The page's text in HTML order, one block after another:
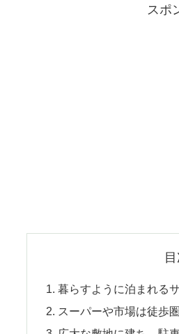
スポ
暮らすように泊まれる
スーパーや市場は徒歩